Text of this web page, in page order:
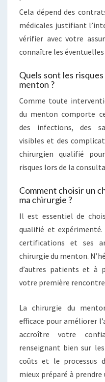
Cela dépend des
médicales justifiant
vérifier avec votre
connaître les éventuelles
Quels sont les
menton ?
Comme toute
du menton comporte
des infections, des
visibles et des
chirurgien qualifié
risques lors de la
Comment choisir un
ma chirurgie ?
Il est essentiel de
qualifié et expérimenté.
certifications et ses
chirurgie du menton.
d’autres patients et à
votre première
La chirurgie du
efficace pour améliorer
accroître votre
renseignant bien sur
coûts et le processus
mieux préparé à prendre